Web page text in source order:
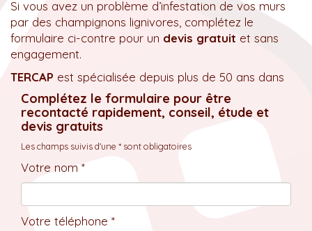
Si vous avez un problème d’infestation de vos murs
par des champignons lignivores, complétez le
formulaire ci-contre pour un devis gratuit et sans
engagement.
TERCAP est spécialisée depuis plus de 50 ans dans
Complétez le formulaire pour être
recontacté rapidement, conseil, étude et
devis gratuits
Les champs suivis d'une * sont obligatoires
Votre nom *
Votre téléphone *